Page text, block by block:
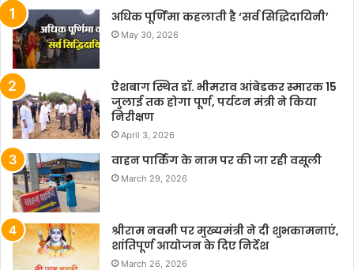
अधिक पूर्णिमा कहलाती है ‘सर्व सिद्धिदायिनी’
May 30, 2026
ऐशबाग स्थित डॉ. भीमराव आंबेडकर स्मारक 15
जुलाई तक होगा पूर्ण, पर्यटन मंत्री ने किया
निरीक्षण
April 3, 2026
वाहन पार्किंग के नाम पर की जा रही वसूली
March 29, 2026
श्रीराम नवमी पर मुख्यमंत्री ने दी शुभकामनाएं,
शांतिपूर्ण आयोजन के दिए निर्देश
March 26, 2026